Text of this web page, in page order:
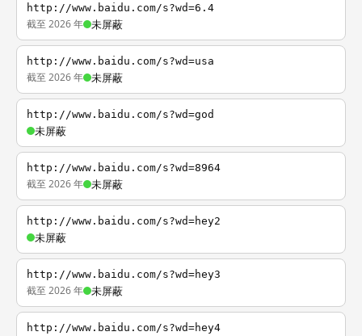
http://www.baidu.com/s?wd=6.4
截至 2026 年 未屏蔽
http://www.baidu.com/s?wd=usa
截至 2026 年 未屏蔽
http://www.baidu.com/s?wd=god
未屏蔽
http://www.baidu.com/s?wd=8964
截至 2026 年 未屏蔽
http://www.baidu.com/s?wd=hey2
未屏蔽
http://www.baidu.com/s?wd=hey3
截至 2026 年 未屏蔽
http://www.baidu.com/s?wd=hey4